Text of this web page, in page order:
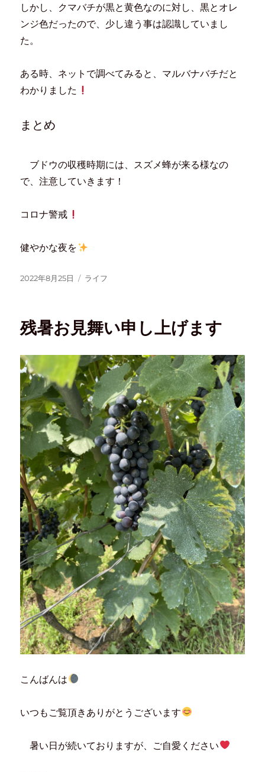
しかし、クマバチが黒と黄色なのに対し、黒とオレ
ンジ色だったので、少し違う事は認識していまし
た。
ある時、ネットで調べてみると、マルバナバチだと
わかりました
まとめ
ブドウの収穫時期には、スズメ蜂が来る様なの
で、注意していきます！
コロナ警戒
健やかな夜を
2022年8月25日 ライフ
残暑お見舞い申し上げます
こんばんは
いつもご覧頂きありがとうございます
暑い日が続いておりますが、ご自愛ください